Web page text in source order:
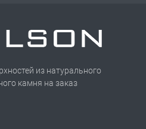
из натурального
камня на заказ